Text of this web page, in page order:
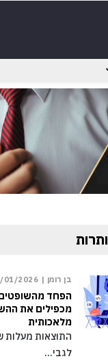
בן רומן | 01/2026
הפחד מהשופטים
מכפילים את
מלאכותית
התוצאות מעלות
לגבי…